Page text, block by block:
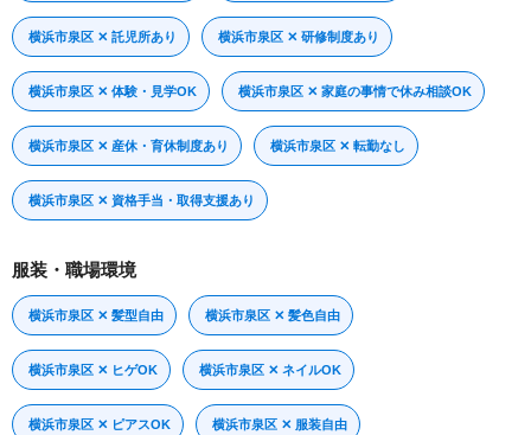
横浜市泉区 ✕ 託児所あり 横浜市泉区 ✕ 研修制度あり
横浜市泉区 ✕ 体験・見学OK 横浜市泉区 ✕ 家庭の事情で休み相談OK
横浜市泉区 ✕ 産休・育休制度あり 横浜市泉区 ✕ 転勤なし
横浜市泉区 ✕ 資格手当・取得支援あり
服装・職場環境
横浜市泉区 ✕ 髪型自由 横浜市泉区 ✕ 髪色自由
横浜市泉区 ✕ ヒゲOK 横浜市泉区 ✕ ネイルOK
横浜市泉区 ✕ ピアスOK 横浜市泉区 ✕ 服装自由